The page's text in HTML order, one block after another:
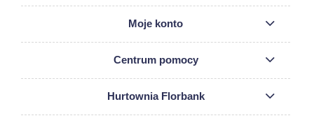
Moje konto
Centrum pomocy
Hurtownia Florbank